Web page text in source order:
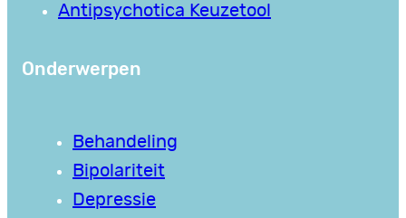
Antipsychotica Keuzetool
Onderwerpen
Behandeling
Bipolariteit
Depressie